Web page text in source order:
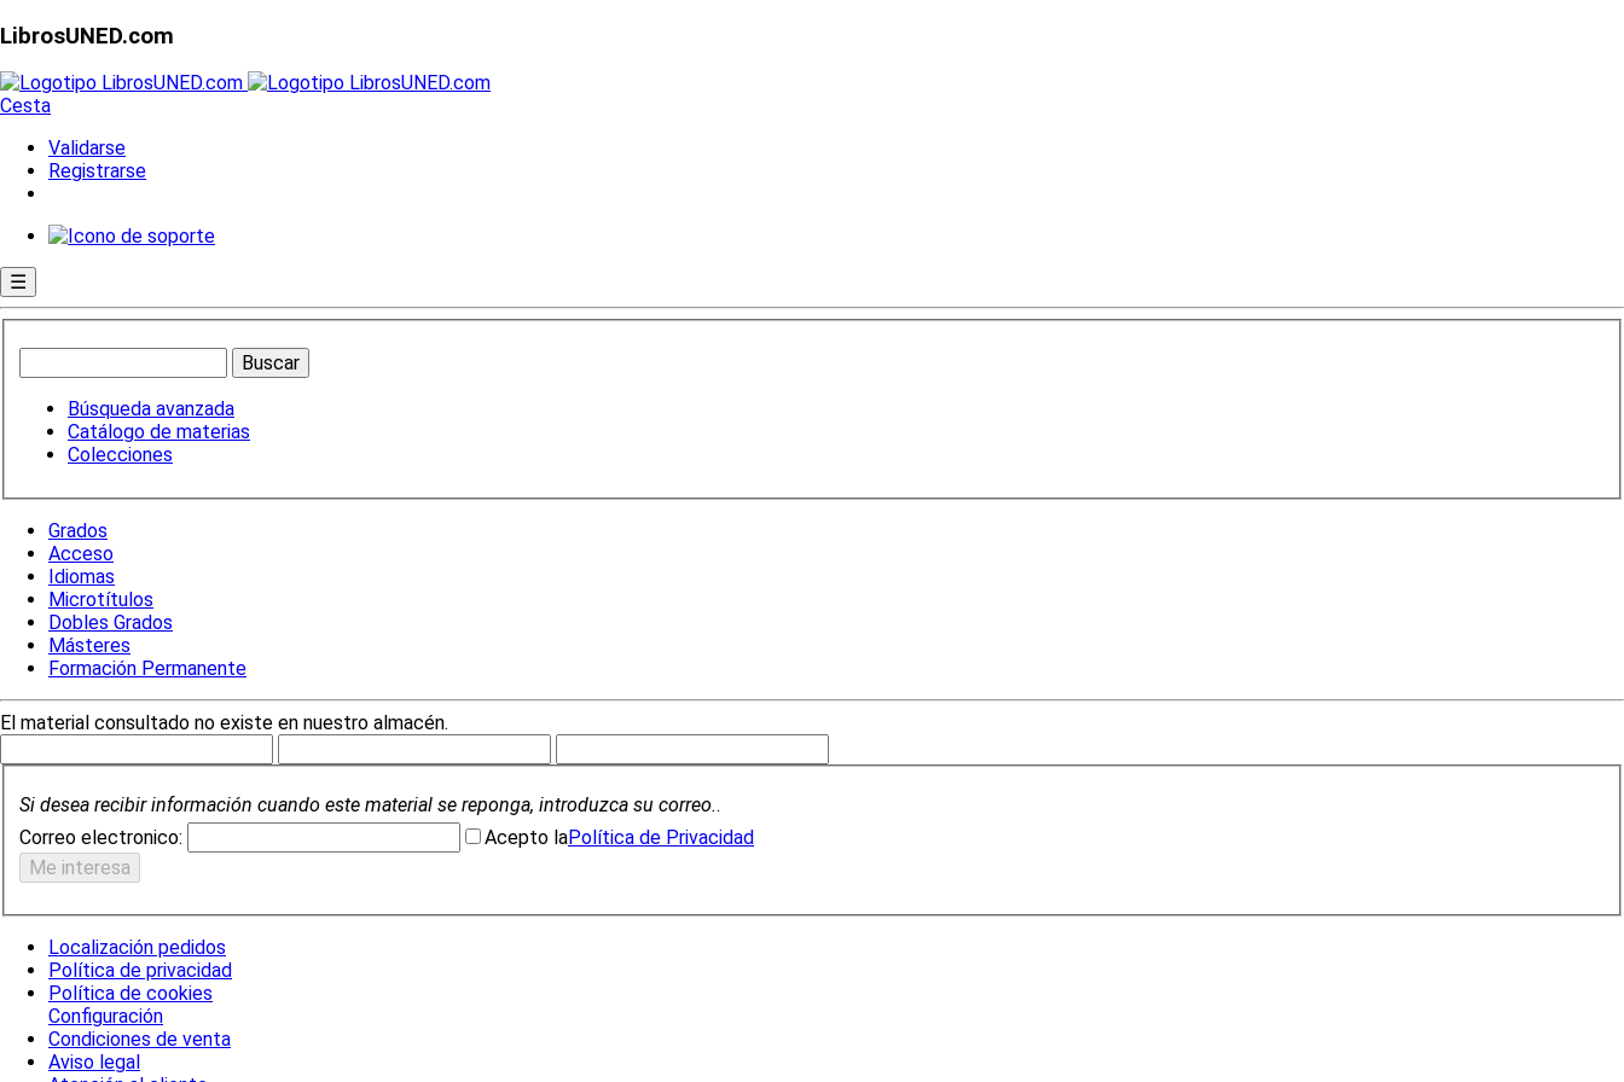
LibrosUNED.com
Cesta
Validarse
Registrarse
☰
Búsqueda avanzada
Catálogo de materias
Colecciones
Grados
Acceso
Idiomas
Microtítulos
Dobles Grados
Másteres
Formación Permanente
El material consultado no existe en nuestro almacén.
Si desea recibir información cuando este material se reponga, introduzca su correo..
Correo electronico:
Acepto laPolítica de Privacidad
Localización pedidos
Política de privacidad
Política de cookies
Configuración
Condiciones de venta
Aviso legal